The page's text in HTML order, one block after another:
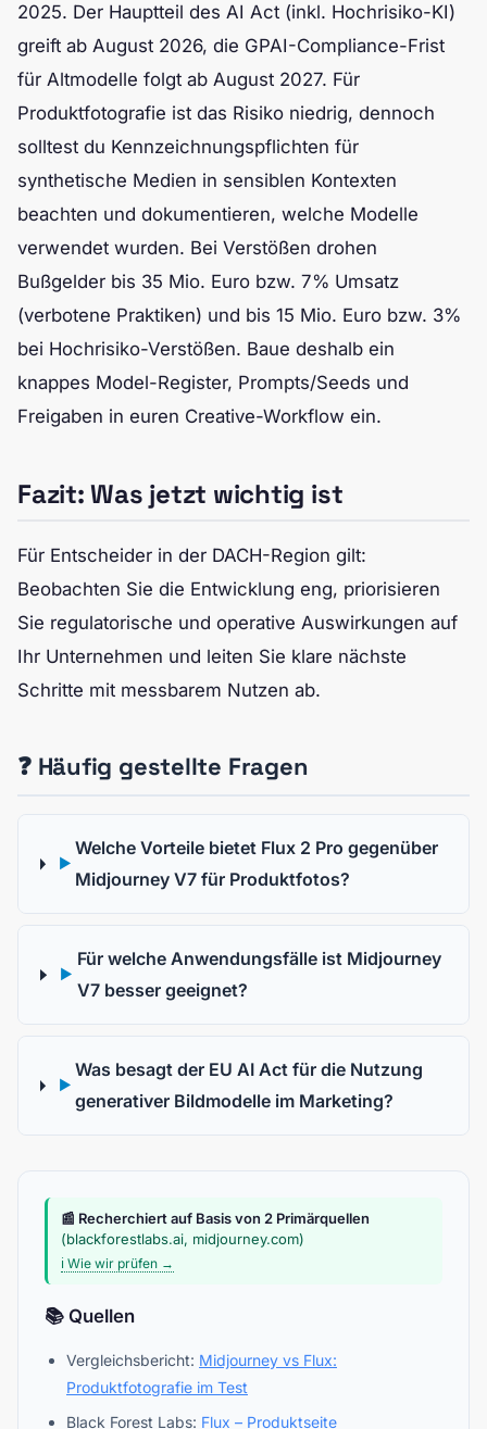
2025. Der Hauptteil des AI Act (inkl. Hochrisiko-KI)
greift ab August 2026, die GPAI-Compliance-Frist
für Altmodelle folgt ab August 2027. Für
Produktfotografie ist das Risiko niedrig, dennoch
solltest du Kennzeichnungspflichten für
synthetische Medien in sensiblen Kontexten
beachten und dokumentieren, welche Modelle
verwendet wurden. Bei Verstößen drohen
Bußgelder bis 35 Mio. Euro bzw. 7% Umsatz
(verbotene Praktiken) und bis 15 Mio. Euro bzw. 3%
bei Hochrisiko-Verstößen. Baue deshalb ein
knappes Model-Register, Prompts/Seeds und
Freigaben in euren Creative-Workflow ein.
Fazit: Was jetzt wichtig ist
Für Entscheider in der DACH-Region gilt:
Beobachten Sie die Entwicklung eng, priorisieren
Sie regulatorische und operative Auswirkungen auf
Ihr Unternehmen und leiten Sie klare nächste
Schritte mit messbarem Nutzen ab.
❓ Häufig gestellte Fragen
▶
Welche Vorteile bietet Flux 2 Pro gegenüber
Midjourney V7 für Produktfotos?
▶
Für welche Anwendungsfälle ist Midjourney
V7 besser geeignet?
▶
Was besagt der EU AI Act für die Nutzung
generativer Bildmodelle im Marketing?
📰 Recherchiert auf Basis von 2 Primärquellen
(blackforestlabs.ai, midjourney.com)
ℹ️ Wie wir prüfen →
📚 Quellen
Vergleichsbericht: Midjourney vs Flux:
Produktfotografie im Test
Black Forest Labs: Flux – Produktseite